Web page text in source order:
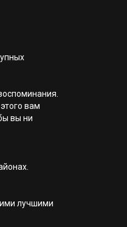
вам
вы ни
лучшими